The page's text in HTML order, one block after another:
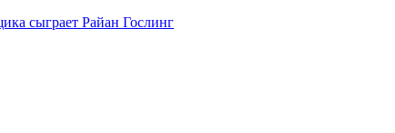
сыграет Райан Гослинг